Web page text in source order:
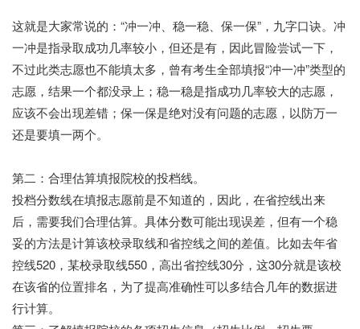
这就是大家常说的：“冲一冲、稳一稳、保一保”，九字口诀。冲
一冲是指录取成功几率较小，但还是有，因此冒险尝试一下，
不过此类志愿也不能填太多，曾有考生全部填报“冲一冲”类型的
志愿，结果一个都没录上；稳一稳是指成功几率较大的志愿，
应该不会出现差错；保一保是绝对没有问题的志愿，以防万一
还是要填一两个。
第二：合理估算填报院校的投档线。
投档分数线在填报志愿前是不知道的，因此，在省控线出来
后，需要我们合理估算。具体分数可能出现误差，但有一个稳
妥的方法是计算该校录取线和省控线之间的差值。比如去年省
控线520，某校录取线550，高出省控线30分，这30分就是该校
在该省的位置排名，为了提高准确性可以多结合几年的数据进
行计算。